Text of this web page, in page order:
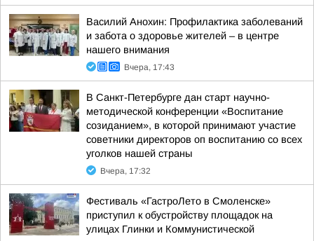
Василий Анохин: Профилактика заболеваний
и забота о здоровье жителей – в центре
нашего внимания
Вчера, 17:43
В Санкт-Петербурге дан старт научно-
методической конференции «Воспитание
созиданием», в которой принимают участие
советники директоров оп воспитанию со всех
уголков нашей страны
Вчера, 17:32
Фестиваль «ГастроЛето в Смоленске»
приступил к обустройству площадок на
улицах Глинки и Коммунистической